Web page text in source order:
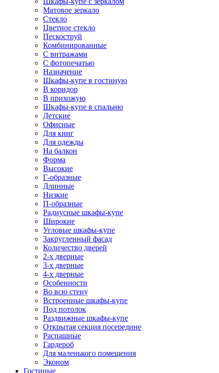
Матовое зеркало
Стекло
Цветное стекло
Пескоструй
Комбинированные
С витражами
С фотопечатью
Назначение
Шкафы-купе в гостиную
В коридор
В прихожую
Шкафы-купе в спальню
Детские
Офисные
Для книг
Для одежды
На балкон
Форма
Высокие
Г-образные
Длинные
Низкие
П-образные
Радиусные шкафы-купе
Широкие
Угловые шкафы-купе
Закругленный фасад
Количество дверей
2-х дверные
3-х дверные
4-х дверные
Особенности
Во всю стену
Встроенные шкафы-купе
Под потолок
Раздвижные шкафы-купе
Открытая секция посередине
Распашные
Гардероб
Для маленького помещения
Эконом
Гостиные